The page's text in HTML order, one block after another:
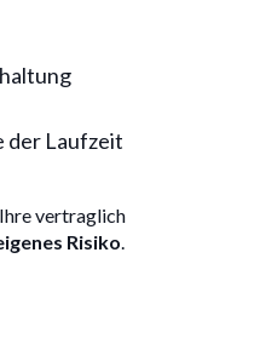
der Laufzeit
vertraglich
Risiko.